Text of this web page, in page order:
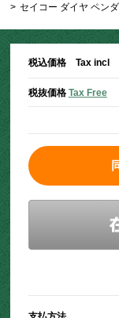
> セイコー ダイヤ ペン
税込価格 Tax incl
税抜価格 Tax Free